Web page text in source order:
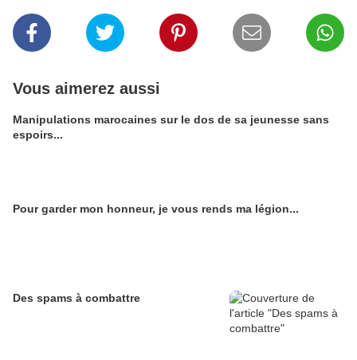
Vous aimerez aussi
Manipulations marocaines sur le dos de sa jeunesse sans
espoirs...
Pour garder mon honneur, je vous rends ma légion...
Des spams à combattre